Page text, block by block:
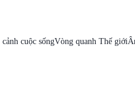
cảnh cuộc sốngVòng quanh Thế giới